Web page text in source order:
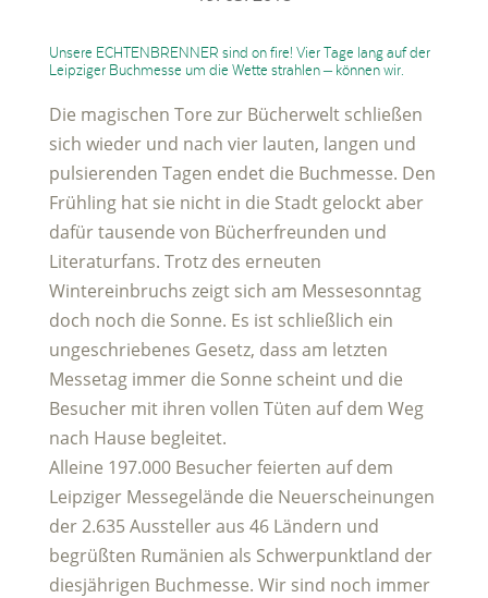
Unsere ECHTENBRENNER sind on fire! Vier Tage lang auf der
Leipziger Buchmesse um die Wette strahlen – können wir.
Die magischen Tore zur Bücherwelt schließen
sich wieder und nach vier lauten, langen und
pulsierenden Tagen endet die Buchmesse. Den
Frühling hat sie nicht in die Stadt gelockt aber
dafür tausende von Bücherfreunden und
Literaturfans. Trotz des erneuten
Wintereinbruchs zeigt sich am Messesonntag
doch noch die Sonne. Es ist schließlich ein
ungeschriebenes Gesetz, dass am letzten
Messetag immer die Sonne scheint und die
Besucher mit ihren vollen Tüten auf dem Weg
nach Hause begleitet.
Alleine 197.000 Besucher feierten auf dem
Leipziger Messegelände die Neuerscheinungen
der 2.635 Aussteller aus 46 Ländern und
begrüßten Rumänien als Schwerpunktland der
diesjährigen Buchmesse. Wir sind noch immer